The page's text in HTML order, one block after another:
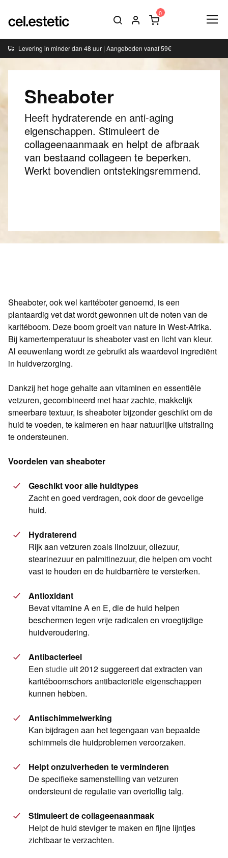
Levering in minder dan 48 uur | Aangeboden vanaf 59€
Sheaboter
Heeft hydraterende en anti-aging
eigenschappen. Stimuleert de
collageenaanmaak en helpt de afbraak
van bestaand collageen te beperken.
Werkt bovendien ontstekingsremmend.
Sheaboter, ook wel karitéboter genoemd, is een
plantaardig vet dat wordt gewonnen uit de noten van de
karitéboom. Deze boom groeit van nature in West-Afrika.
Bij kamertemperatuur is sheaboter vast en licht van kleur.
Al eeuwenlang wordt ze gebruikt als waardevol ingrediënt
in huidverzorging.
Dankzij het hoge gehalte aan vitaminen en essentiële
vetzuren, gecombineerd met haar zachte, makkelijk
smeerbare textuur, is sheaboter bijzonder geschikt om de
huid te voeden, te kalmeren en haar natuurlijke uitstraling
te ondersteunen.
Voordelen van sheaboter
Geschikt voor alle huidtypes
Zacht en goed verdragen, ook door de gevoelige
huid.
Hydraterend
Rijk aan vetzuren zoals linolzuur, oliezuur,
stearinezuur en palmitinezuur, die helpen om vocht
vast te houden en de huidbarrière te versterken.
Antioxidant
Bevat vitamine A en E, die de huid helpen
beschermen tegen vrije radicalen en vroegtijdige
huidveroudering.
Antibacterieel
Een studie uit 2012 suggereert dat extracten van
karitéboomschors antibacteriële eigenschappen
kunnen hebben.
Antischimmelwerking
Kan bijdragen aan het tegengaan van bepaalde
schimmels die huidproblemen veroorzaken.
Helpt onzuiverheden te verminderen
De specifieke samenstelling van vetzuren
ondersteunt de regulatie van overtollig talg.
Stimuleert de collageenaanmaak
Helpt de huid steviger te maken en fijne lijntjes
zichtbaar te verzachten.